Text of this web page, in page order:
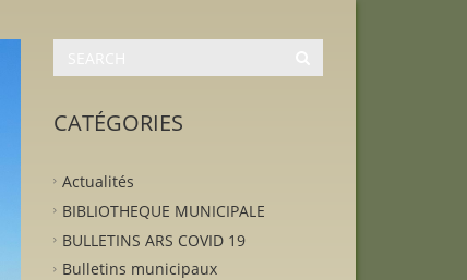
CATÉGORIES
Actualités
BIBLIOTHEQUE MUNICIPALE
BULLETINS ARS COVID 19
Bulletins municipaux